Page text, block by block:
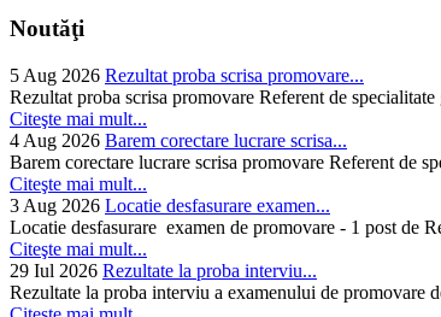
Noutăţi
5 Aug 2026 Rezultat proba scrisa promovare...
Rezultat proba scrisa promovare Referent de
Citeşte mai mult...
4 Aug 2026 Barem corectare lucrare scrisa...
Barem corectare lucrare scrisa promovare Referent de
Citeşte mai mult...
3 Aug 2026 Locatie desfasurare examen...
Locatie desfasurare examen de promovare - 1 post de
Citeşte mai mult...
29 Iul 2026 Rezultate la proba interviu...
Rezultate la proba interviu a examenului de promovare